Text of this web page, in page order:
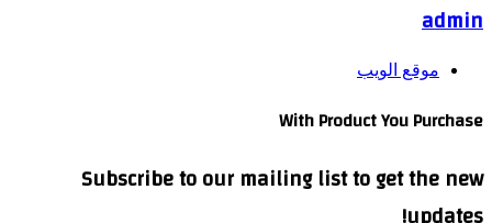
admin
موقع الويب
With Product You Purchase
Subscribe to our mailing list to get the new